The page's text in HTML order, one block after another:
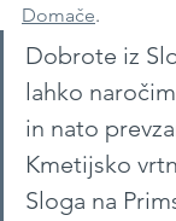
Domače.
Dobrote iz
lahko
in nato
Kmetijsko
Sloga na